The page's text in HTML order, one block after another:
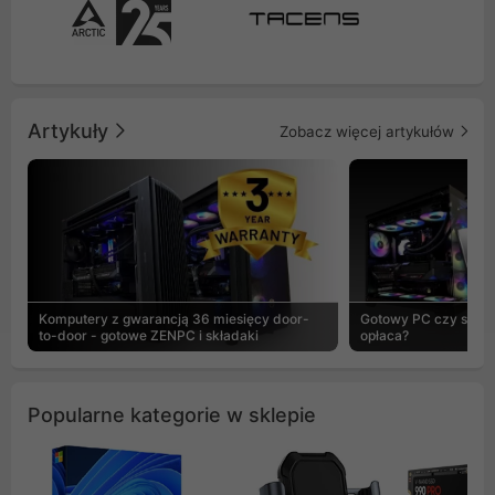
Artykuły Zobacz więcej artykułów
Komputery z gwarancją 36 miesięcy door-
to-door - gotowe ZENPC i składaki
Gotowy PC czy
opłaca?
Popularne kategorie w sklepie